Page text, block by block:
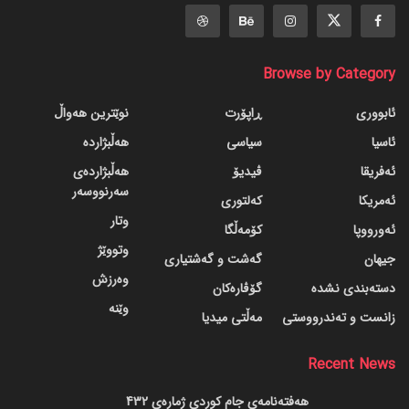
Browse by Category
ئابووری
ئاسیا
ئەفریقا
ئەمریکا
ئەورووپا
جیهان
دسته‌بندی نشده
زانست و تەندرووستی
ڕاپۆرت
سیاسی
ڤیدیۆ
کەلتوری
کۆمەڵگا
گه‌شت و گه‌شتیاری
گۆڤاره‌کان
مەڵتی میدیا
نوێترین هەواڵ
هەڵبژاردە
هەڵبژاردەی
سەرنووسەر
وتار
وتووێژ
وەرزش
وێنە
Recent News
هەفتەنامەی جام کوردی ژمارەی 432